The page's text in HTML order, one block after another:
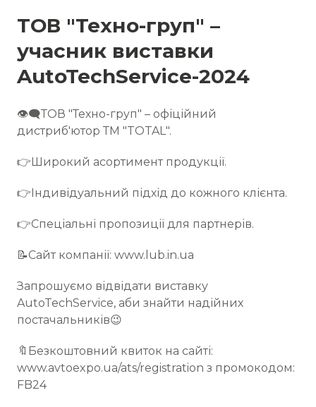
ТОВ "Техно-груп" –
учасник виставки
AutoTechService-2024
👁‍🗨ТОВ "Техно-груп" – офіційний
дистриб'ютор ТМ "TOTAL".
👉Широкий асортимент продукції.
👉Індивідуальний підхід до кожного клієнта.
👉Спеціальні пропозиції для партнерів.
📝Сайт компанії: www.lub.in.ua
Запрошуємо відвідати виставку
AutoTechService, аби знайти надійних
постачальників😉
🔖Безкоштовний квиток на сайті:
www.avtoexpo.ua/ats/registration з промокодом:
FB24